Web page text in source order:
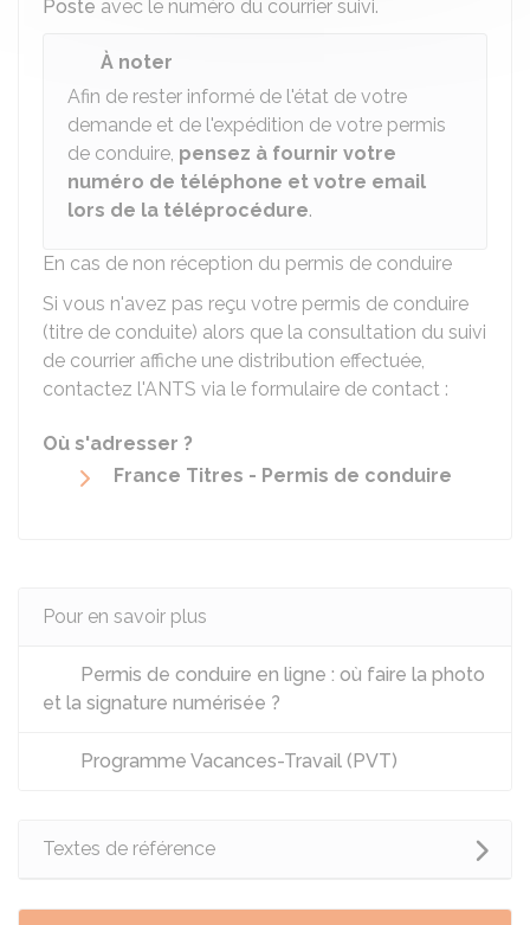
Poste avec le numéro du courrier suivi.
À noter
Afin de rester informé de l'état de votre
demande et de l'expédition de votre permis
de conduire, pensez à fournir votre
numéro de téléphone et votre email
lors de la téléprocédure.
En cas de non réception du permis de conduire
Si vous n'avez pas reçu votre permis de conduire
(titre de conduite) alors que la consultation du suivi
de courrier affiche une distribution effectuée,
contactez l'ANTS via le formulaire de contact :
Où s'adresser ?
France Titres - Permis de conduire
Pour en savoir plus
Permis de conduire en ligne : où faire la photo
et la signature numérisée ?
Programme Vacances-Travail (PVT)
Textes de référence